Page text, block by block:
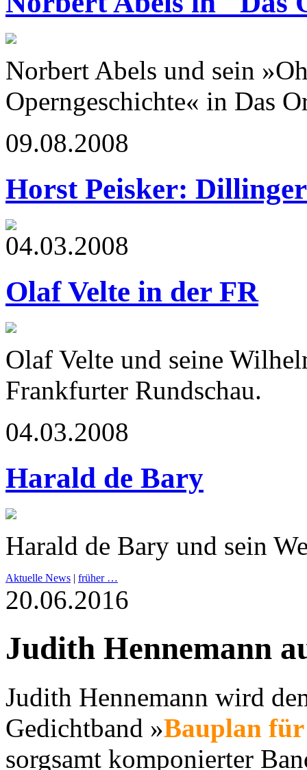
Norbert Abels und sein
Operngeschichte« in Das
09.08.2008
Horst Peisker:
04.03.2008
Olaf Velte in der FR
Olaf Velte und seine
Frankfurter Rundschau.
04.03.2008
Harald de Bary
Harald de Bary und sein
Aktuelle News | früher …
20.06.2016
Judith Hennemann
Judith Hennemann wird
Gedichtband »Bauplan für
sorgsamt komponierter